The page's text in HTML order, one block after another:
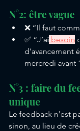
N°2: être vague
❌ “Il faut
✅ “J’ai besoin
d’avancement
mercredi avant
N°3 : faire du
unique
Le feedback n’est
sinon, au lieu de